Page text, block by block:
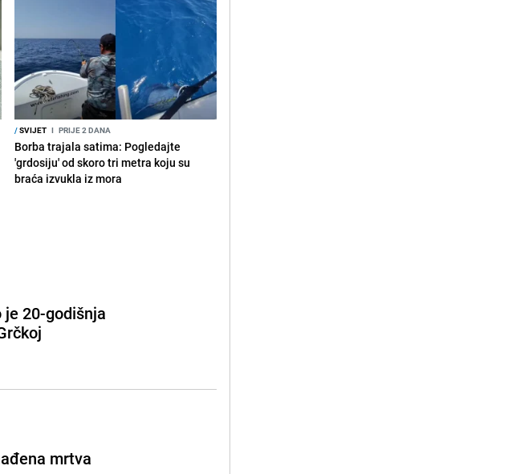
/SVIJET I PRIJE 2 DANA
Borba trajala satima: Pogledajte
'grdosiju' od skoro tri metra koju su
braća izvukla iz mora
20-godišnja
mrtva